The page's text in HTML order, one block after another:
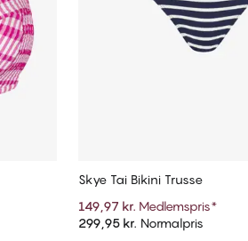
Tilføj til kurv
Skye Tai Bikini Trusse
149,97 kr. Medlemspris*
299,95 kr. Normalpris